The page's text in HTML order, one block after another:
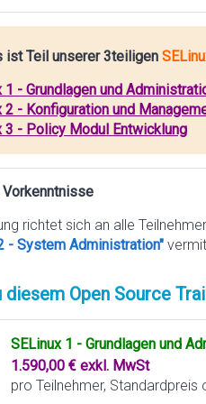
ist Teil unserer 3teiligen
1 - Grundlagen und
2 - Konfiguration und
3 - Policy Modul Entwicklung
richtet sich an alle
- System Administration"
diesem Open Source
SELinux 1 - Grundlagen und
1.590,00 € exkl. MwSt
pro Teilnehmer, Standardpreis